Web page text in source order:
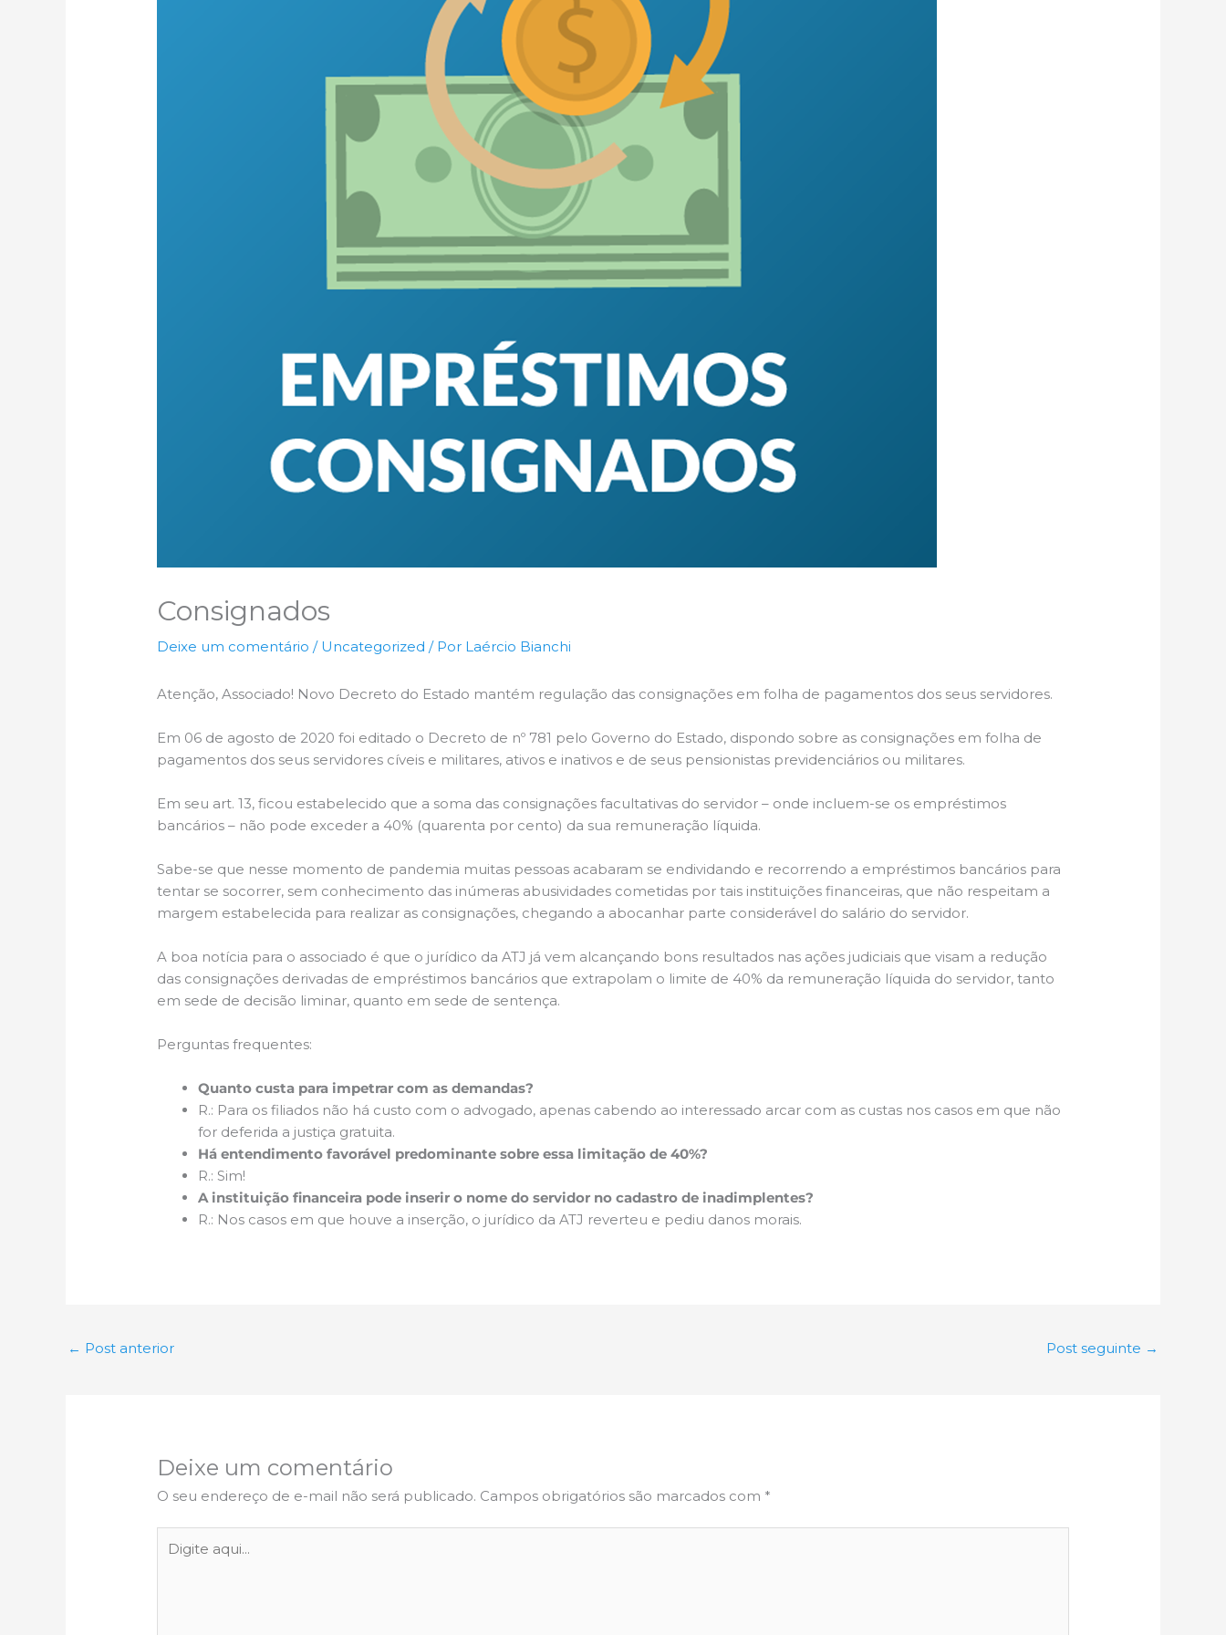
Consignados
Deixe um comentário / Uncategorized / Por Laércio Bianchi
Atenção, Associado! Novo Decreto do Estado mantém regulação das consignações em folha de pagamentos dos seus servidores.
Em 06 de agosto de 2020 foi editado o Decreto de nº 781 pelo Governo do Estado, dispondo sobre as consignações em folha de
pagamentos dos seus servidores cíveis e militares, ativos e inativos e de seus pensionistas previdenciários ou militares.
Em seu art. 13, ficou estabelecido que a soma das consignações facultativas do servidor – onde incluem-se os empréstimos
bancários – não pode exceder a 40% (quarenta por cento) da sua remuneração líquida.
Sabe-se que nesse momento de pandemia muitas pessoas acabaram se endividando e recorrendo a empréstimos bancários para
tentar se socorrer, sem conhecimento das inúmeras abusividades cometidas por tais instituições financeiras, que não respeitam a
margem estabelecida para realizar as consignações, chegando a abocanhar parte considerável do salário do servidor.
A boa notícia para o associado é que o jurídico da ATJ já vem alcançando bons resultados nas ações judiciais que visam a redução
das consignações derivadas de empréstimos bancários que extrapolam o limite de 40% da remuneração líquida do servidor, tanto
em sede de decisão liminar, quanto em sede de sentença.
Perguntas frequentes:
Quanto custa para impetrar com as demandas?
R.: Para os filiados não há custo com o advogado, apenas cabendo ao interessado arcar com as custas nos casos em que não
for deferida a justiça gratuita.
Há entendimento favorável predominante sobre essa limitação de 40%?
R.: Sim!
A instituição financeira pode inserir o nome do servidor no cadastro de inadimplentes?
R.: Nos casos em que houve a inserção, o jurídico da ATJ reverteu e pediu danos morais.
← Post anterior Post seguinte →
Deixe um comentário
O seu endereço de e-mail não será publicado. Campos obrigatórios são marcados com *
aqui...